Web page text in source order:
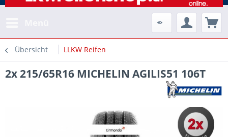
Übersicht LLKW Reifen
2x 215/65R16 MICHELIN AGILIS51 106T